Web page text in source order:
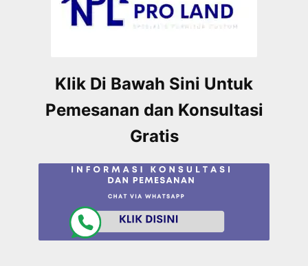
Klik Di Bawah Sini Untuk
Pemesanan dan Konsultasi
Gratis